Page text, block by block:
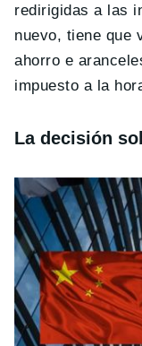
redirigidas a las
nuevo, tiene que
ahorro e
impuesto a la
La decisión